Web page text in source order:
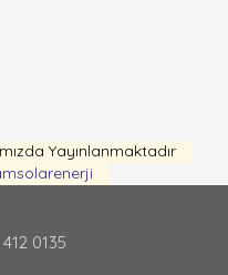
Yayınlanmaktadır
0135